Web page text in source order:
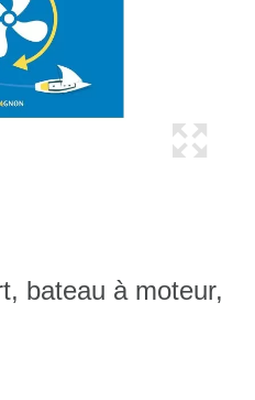
bateau à moteur,